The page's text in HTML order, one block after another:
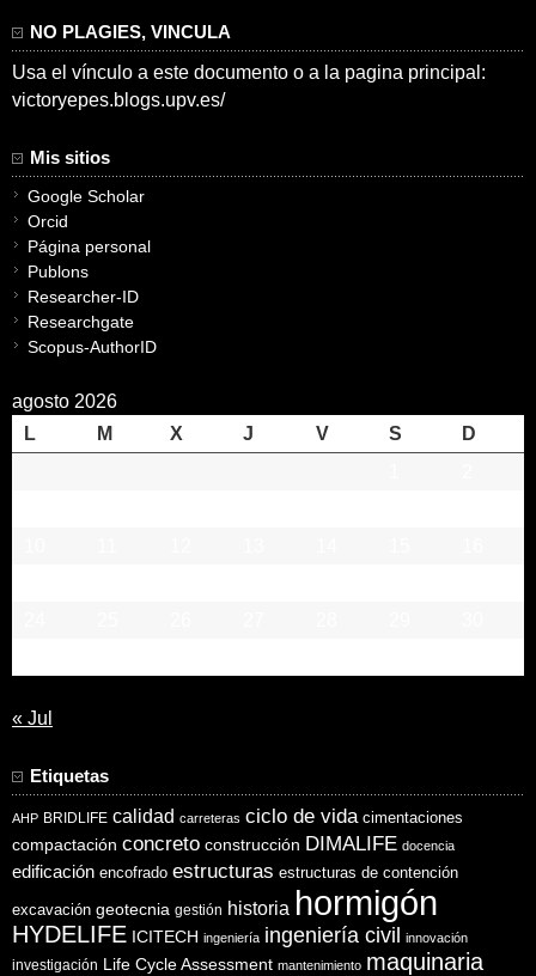
NO PLAGIES, VINCULA
Usa el vínculo a este documento o a la pagina principal:
victoryepes.blogs.upv.es/
Mis sitios
Google Scholar
Orcid
Página personal
Publons
Researcher-ID
Researchgate
Scopus-AuthorID
agosto 2026
L
M X J V S
D
« Jul
Etiquetas
AHP BRIDLIFE calidad carreteras ciclo de vida cimentaciones
compactación concreto construcción DIMALIFE docencia
edificación encofrado estructuras estructuras de contención
excavación geotecnia gestión historia hormigón
HYDELIFE ICITECH ingeniería ingeniería civil innovación
investigación Life Cycle Assessment mantenimiento maquinaria